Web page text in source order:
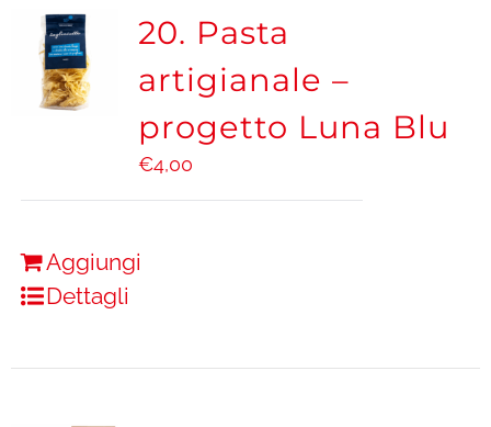
20. Pasta
artigianale –
progetto Luna Blu
€4,00
Aggiungi
Dettagli